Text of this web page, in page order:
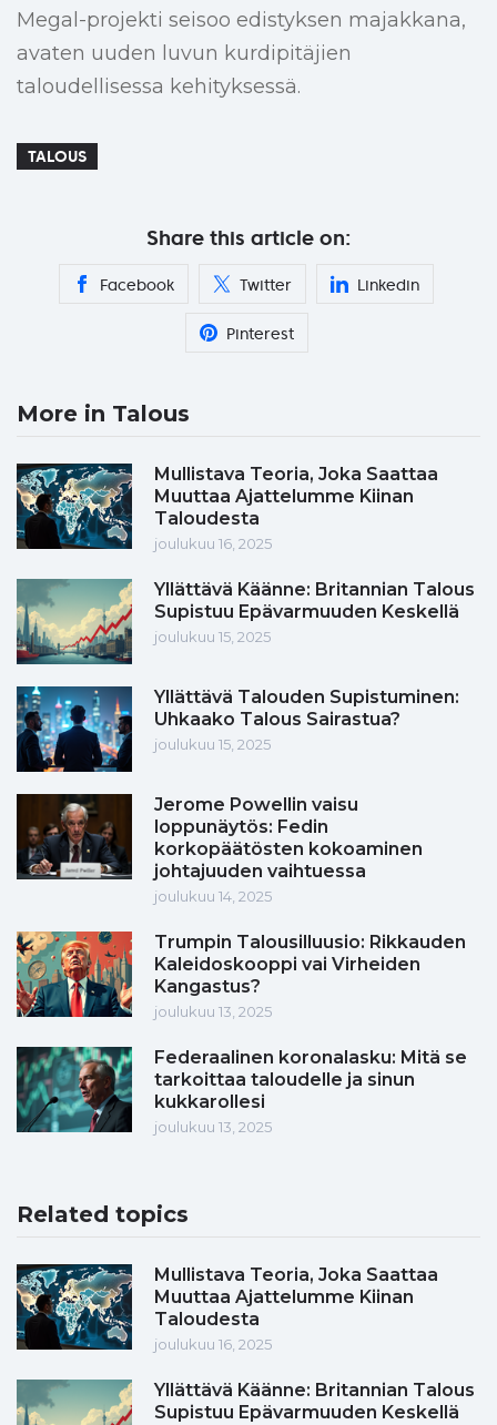
Megal-projekti seisoo edistyksen majakkana,
avaten uuden luvun kurdipitäjien
taloudellisessa kehityksessä.
TALOUS
Share this article on:
Facebook Twitter Linkedin
Pinterest
More in Talous
Mullistava Teoria, Joka Saattaa
Muuttaa Ajattelumme Kiinan
Taloudesta
joulukuu 16, 2025
Yllättävä Käänne: Britannian Talous
Supistuu Epävarmuuden Keskellä
joulukuu 15, 2025
Yllättävä Talouden Supistuminen:
Uhkaako Talous Sairastua?
joulukuu 15, 2025
Jerome Powellin vaisu
loppunäytös: Fedin
korkopäätösten kokoaminen
johtajuuden vaihtuessa
joulukuu 14, 2025
Trumpin Talousilluusio: Rikkauden
Kaleidoskooppi vai Virheiden
Kangastus?
joulukuu 13, 2025
Federaalinen koronalasku: Mitä se
tarkoittaa taloudelle ja sinun
kukkarollesi
joulukuu 13, 2025
Related topics
Mullistava Teoria, Joka Saattaa
Muuttaa Ajattelumme Kiinan
Taloudesta
joulukuu 16, 2025
Yllättävä Käänne: Britannian Talous
Supistuu Epävarmuuden Keskellä